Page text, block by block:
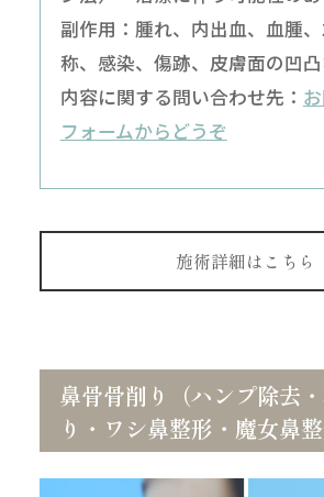
副作用：腫れ、内出血、血腫
称、感染、傷跡、皮膚面の凹
内容に関する問い合わせ先：
フォームからどうぞ
施術詳細はこちら
鼻骨骨削り（ハンプ除去
り・ワシ鼻整形・魔女鼻整